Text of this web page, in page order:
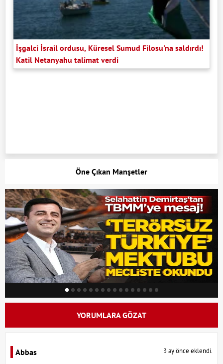
İşgalci İsrail ordusu, Küresel Sumud Filosu'na saldırdı!
Katil Netanyahu talimat verdi
Öne Çıkan Manşetler
YORUMLARA GÖZAT
Abbas 3 ay önce eklendi.